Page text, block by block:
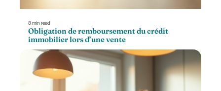
8 min read
Obligation de remboursement du crédit
immobilier lors d’une vente